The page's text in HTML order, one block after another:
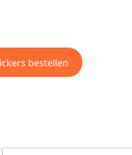
bestellen